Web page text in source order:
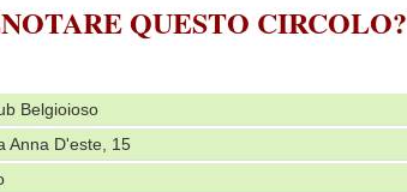
QUESTO CIRCOLO?
Belgioioso
Anna D'este, 15